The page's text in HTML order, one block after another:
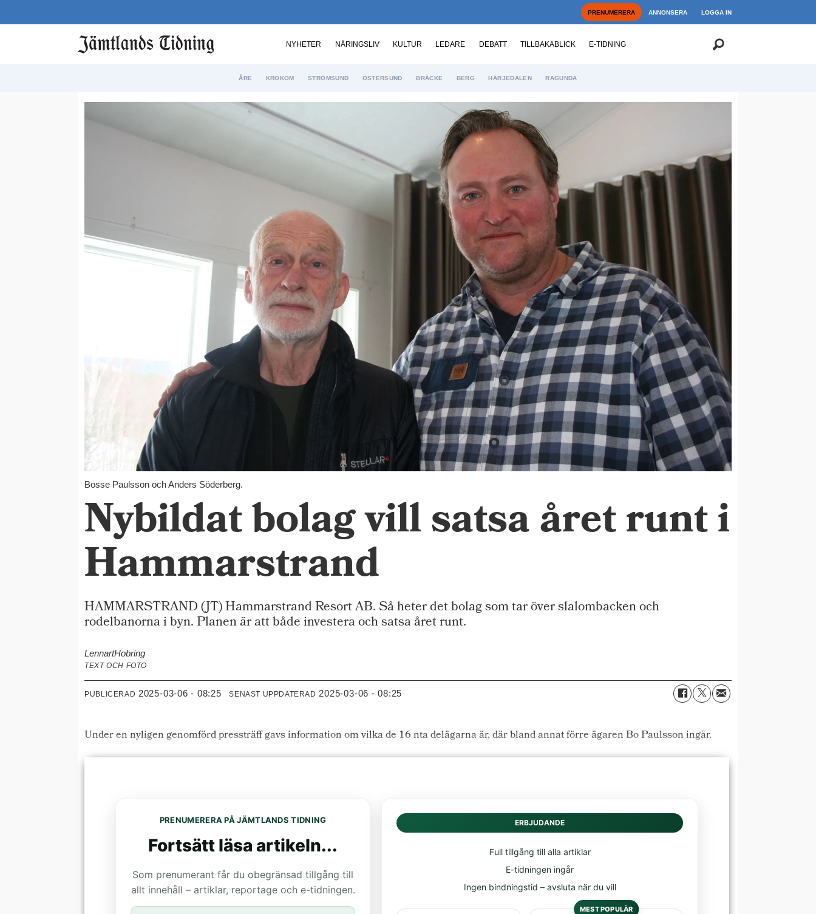
PRENUMERERA ANNONSERA LOGGA IN
NYHETER NÄRINGSLIV KULTUR LEDARE DEBATT TILLBAKABLICK E-TIDNING
ÅRE KROKOM STRÖMSUND ÖSTERSUND BRÄCKE BERG HÄRJEDALEN RAGUNDA
Bosse Paulsson och Anders Söderberg.
Nybildat bolag vill satsa året runt i
Hammarstrand
HAMMARSTRAND (JT) Hammarstrand Resort AB. Så heter det bolag som tar över slalombacken och
rodelbanorna i byn. Planen är att både investera och satsa året runt.
LennartHobring
TEXT OCH FOTO
PUBLICERAD 2025-03-06 - 08:25 SENAST UPPDATERAD 2025-03-06 - 08:25
Under en nyligen genomförd pressträff gavs information om vilka de 16 nta delägarna är, där bland annat förre ägaren Bo Paulsson ingår.
PRENUMERERA PÅ JÄMTLANDS TIDNING
Fortsätt läsa artikeln...
Som prenumerant får du obegränsad tillgång till
allt innehåll – artiklar, reportage och e-tidningen.
ERBJUDANDE
Full tillgång till alla artiklar
E-tidningen ingår
Ingen bindningstid – avsluta när du vill
MEST POPULÄR